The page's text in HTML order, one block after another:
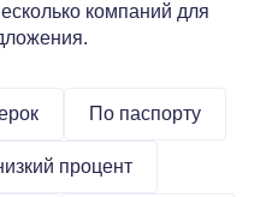
компаний для
По паспорту
процент